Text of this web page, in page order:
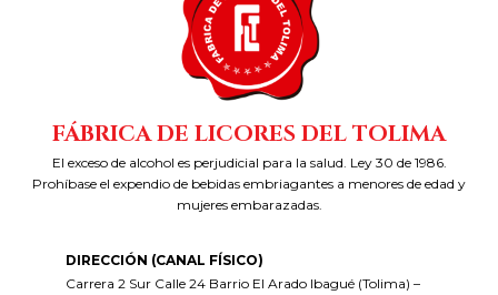
FÁBRICA DE LICORES DEL TOLIMA
El exceso de alcohol es perjudicial para la salud. Ley 30 de 1986.
Prohíbase el expendio de bebidas embriagantes a menores de edad y
mujeres embarazadas.
DIRECCIÓN (CANAL FÍSICO)
Carrera 2 Sur Calle 24 Barrio El Arado Ibagué (Tolima) –